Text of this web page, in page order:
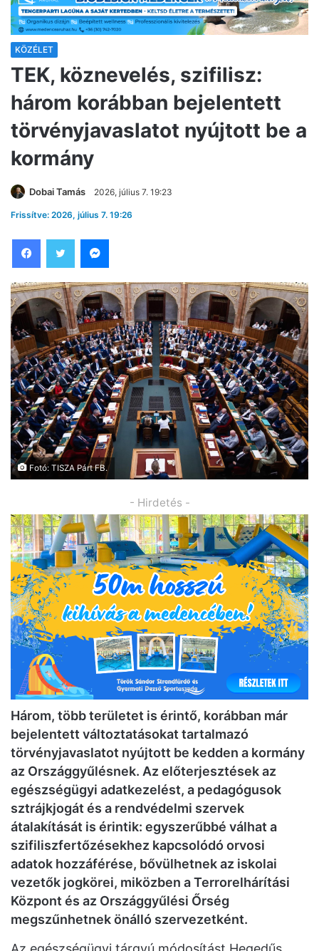
KÖZÉLET
TEK, köznevelés, szifilisz:
három korábban bejelentett
törvényjavaslatot nyújtott be a
kormány
Dobai Tamás 2026, július 7. 19:23
Frissítve: 2026, július 7. 19:26
Fotó: TISZA Párt FB.
- Hirdetés -
Három, több területet is érintő, korábban már
bejelentett változtatásokat tartalmazó
törvényjavaslatot nyújtott be kedden a kormány
az Országgyűlésnek. Az előterjesztések az
egészségügyi adatkezelést, a pedagógusok
sztrájkjogát és a rendvédelmi szervek
átalakítását is érintik: egyszerűbbé válhat a
szifiliszfertőzésekhez kapcsolódó orvosi
adatok hozzáférése, bővülhetnek az iskolai
vezetők jogkörei, miközben a Terrorelhárítási
Központ és az Országgyűlési Őrség
megszűnhetnek önálló szervezetként.